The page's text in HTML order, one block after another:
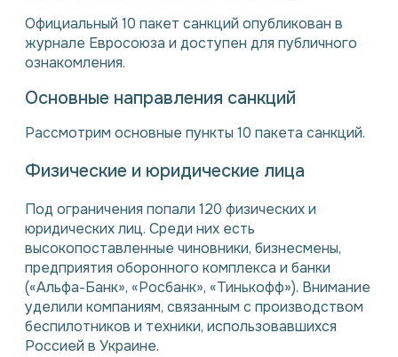
Официальный 10 пакет санкций опубликован в
журнале Евросоюза и доступен для публичного
ознакомления.
Основные направления санкций
Рассмотрим основные пункты 10 пакета санкций.
Физические и юридические лица
Под ограничения попали 120 физических и
юридических лиц. Среди них есть
высокопоставленные чиновники, бизнесмены,
предприятия оборонного комплекса и банки
(«Альфа-Банк», «Росбанк», «Тинькофф»). Внимание
уделили компаниям, связанным с производством
беспилотников и техники, использовавшихся
Россией в Украине.